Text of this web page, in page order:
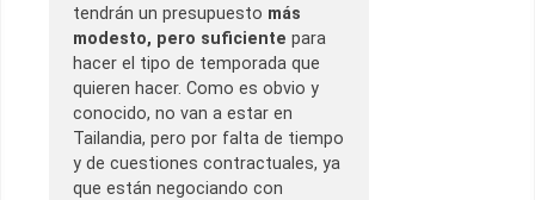
tendrán un presupuesto más
modesto, pero suficiente para
hacer el tipo de temporada que
quieren hacer. Como es obvio y
conocido, no van a estar en
Tailandia, pero por falta de tiempo
y de cuestiones contractuales, ya
que están negociando con